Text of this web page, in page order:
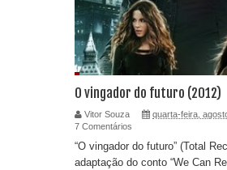
O vingador do futuro (2012)
Vitor Souza
quarta-feira,
7 Comentários
“O vingador do futuro” (Total
adaptação do conto “We Can